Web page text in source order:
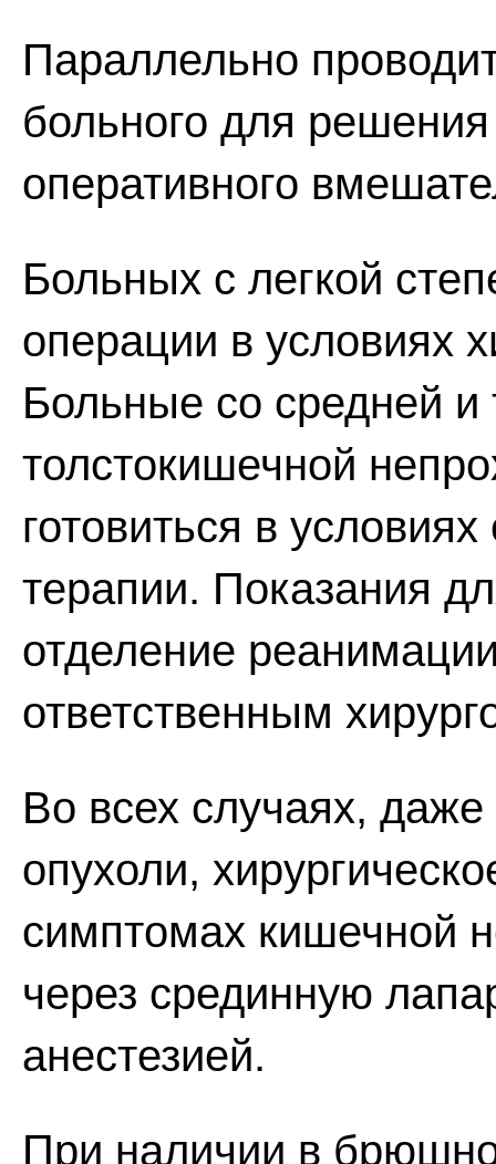
Параллельно
больного для
оперативного
Больных с легкой
операции в условиях
Больные со средней
толстокишечной
готовиться в
терапии. Показания
отделение
ответственным
Во всех случаях,
опухоли,
симптомах кишечной
через срединную
анестезией.
При наличии в